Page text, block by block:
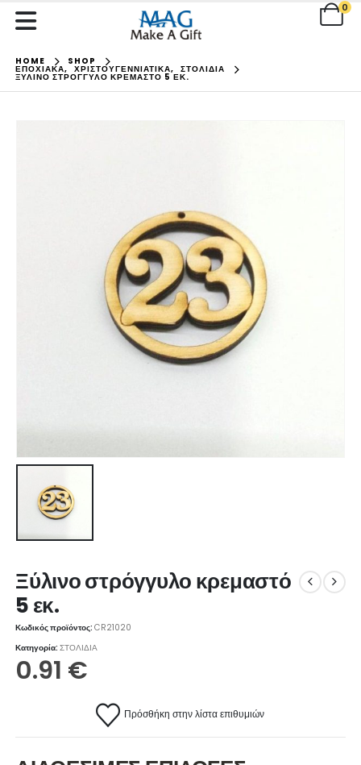
0
HOME SHOP
ΕΠΟΧΙΑΚΑ, ΧΡΙΣΤΟΥΓΕΝΝΙΑΤΙΚΑ, ΣΤΟΛΙΔΙΑ
ΞΎΛΙΝΟ ΣΤΡΌΓΓΥΛΟ ΚΡΕΜΑΣΤΌ 5 ΕΚ.
Ξύλινο στρόγγυλο κρεμαστό
5 εκ.
Κωδικός προϊόντος:CR21020
Κατηγορία:ΣΤΟΛΙΔΙΑ
0.91 €
Πρόσθήκη στην λίστα επιθυμιών